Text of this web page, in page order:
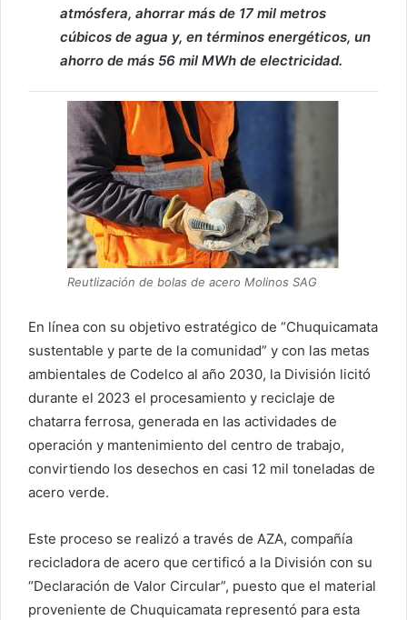
atmósfera, ahorrar más de 17 mil metros
cúbicos de agua y, en términos energéticos, un
ahorro de más 56 mil MWh de electricidad.
Reutlización de bolas de acero Molinos SAG
En línea con su objetivo estratégico de “Chuquicamata
sustentable y parte de la comunidad” y con las metas
ambientales de Codelco al año 2030, la División licitó
durante el 2023 el procesamiento y reciclaje de
chatarra ferrosa, generada en las actividades de
operación y mantenimiento del centro de trabajo,
convirtiendo los desechos en casi 12 mil toneladas de
acero verde.
Este proceso se realizó a través de AZA, compañía
recicladora de acero que certificó a la División con su
“Declaración de Valor Circular”, puesto que el material
proveniente de Chuquicamata representó para esta